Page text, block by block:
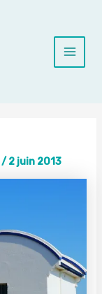
Main
/ 2 juin 2013